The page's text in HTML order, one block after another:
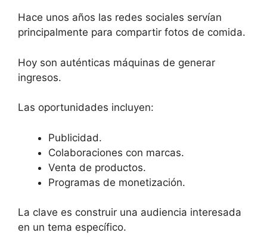
Hace unos años las redes sociales servían
principalmente para compartir fotos de comida.
Hoy son auténticas máquinas de generar
ingresos.
Las oportunidades incluyen:
Publicidad.
Colaboraciones con marcas.
Venta de productos.
Programas de monetización.
La clave es construir una audiencia interesada
en un tema específico.